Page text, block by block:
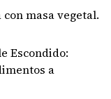
masa vegetal.
Escondido:
a